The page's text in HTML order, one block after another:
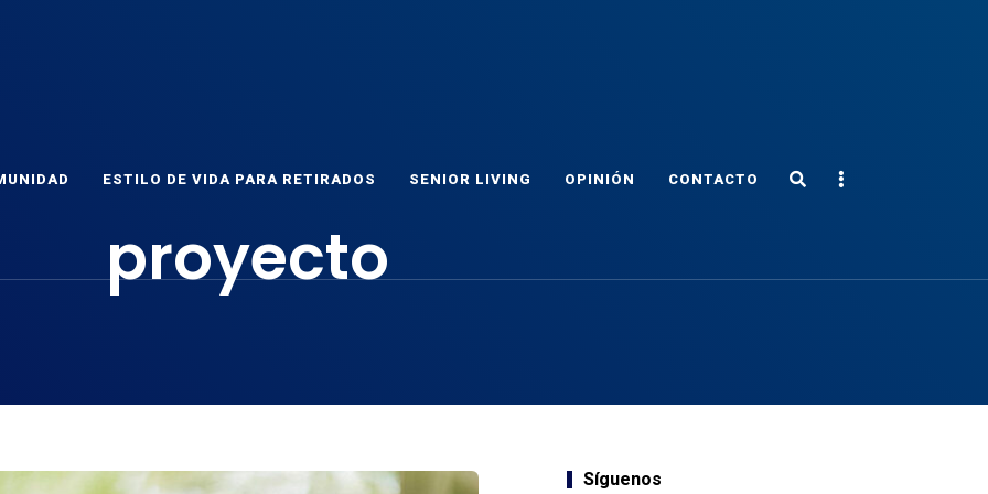
ESTILO DE VIDA PARA RETIRADOS SENIOR LIVING OPINIÓN CONTACTO SearchSidebar
proyecto
Síguenos